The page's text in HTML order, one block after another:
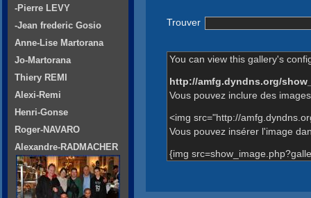
Trouver
You can view this gallery's
http://amfg.dyndns.org/
Vous pouvez inclure des
<img src="http://
Vous pouvez insérer l'image
{img
-Pierre LEVY
-Jean frederic Gosio
Anne-Lise Martorana
Jo-Martorana
Thiery REMI
Alexi-Remi
Henri-Gonse
Roger-NAVARO
Alexandre-RADMACHER